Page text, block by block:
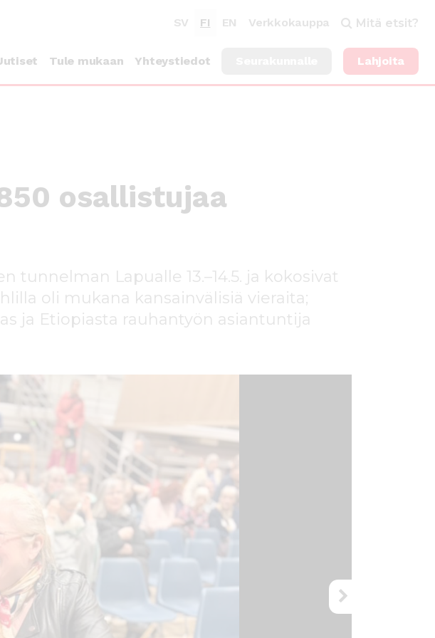
SV FI EN Verkkokauppa Mitä etsit?
Tule mukaan Yhteystiedot Lahjoita
osallistujaa
Lapualle 13.–14.5. ja kokosivat
oli mukana kansainvälisiä vieraita;
ja Etiopiasta rauhantyön asiantuntija